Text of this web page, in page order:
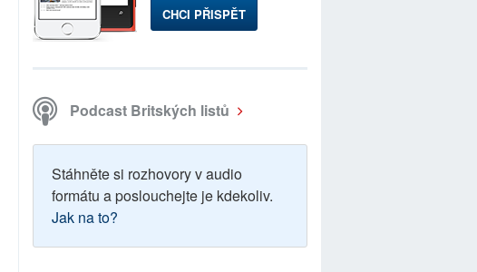
CHCI PŘISPĚT
Podcast Britských listů
Stáhněte si rozhovory v audio
formátu a poslouchejte je kdekoliv.
Jak na to?